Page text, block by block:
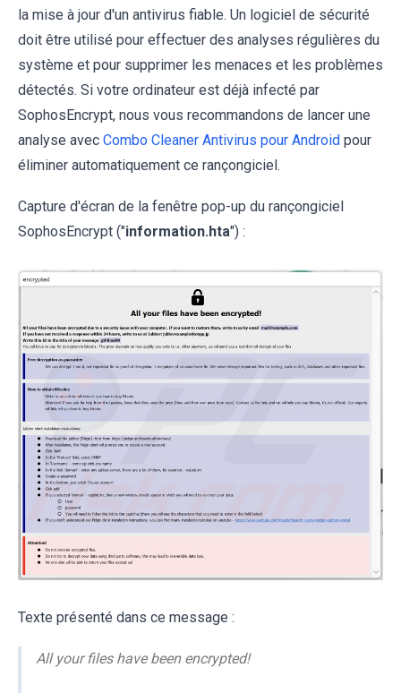
la mise à jour d'un antivirus fiable. Un logiciel de sécurité
doit être utilisé pour effectuer des analyses régulières du
système et pour supprimer les menaces et les problèmes
détectés. Si votre ordinateur est déjà infecté par
SophosEncrypt, nous vous recommandons de lancer une
analyse avec Combo Cleaner Antivirus pour Android pour
éliminer automatiquement ce rançongiciel.
Capture d'écran de la fenêtre pop-up du rançongiciel
SophosEncrypt ("information.hta") :
Texte présenté dans ce message :
All your files have been encrypted!